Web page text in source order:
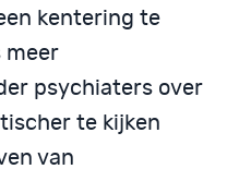
kentering te
meer
psychiaters over
te kijken
van